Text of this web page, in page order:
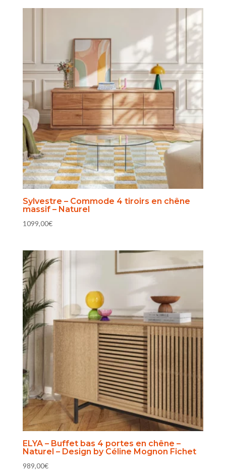
Sylvestre – Commode 4 tiroirs en chêne
massif – Naturel
1099,00€
ELYA – Buffet bas 4 portes en chêne –
Naturel – Design by Céline Mognon Fichet
989,00€